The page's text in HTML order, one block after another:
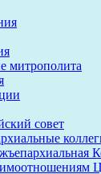
митрополита
совет